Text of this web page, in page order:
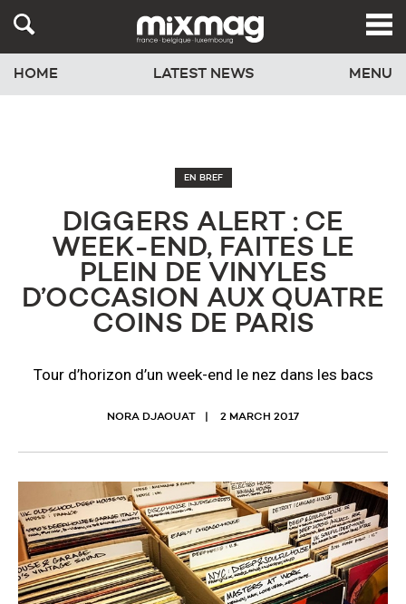
HOME LATEST NEWS MENU
EN BREF
DIGGERS ALERT : CE
WEEK-END, FAITES LE
PLEIN DE VINYLES
D’OCCASION AUX QUATRE
COINS DE PARIS
Tour d’horizon d’un week-end le nez dans les bacs
NORA DJAOUAT 2 MARCH 2017